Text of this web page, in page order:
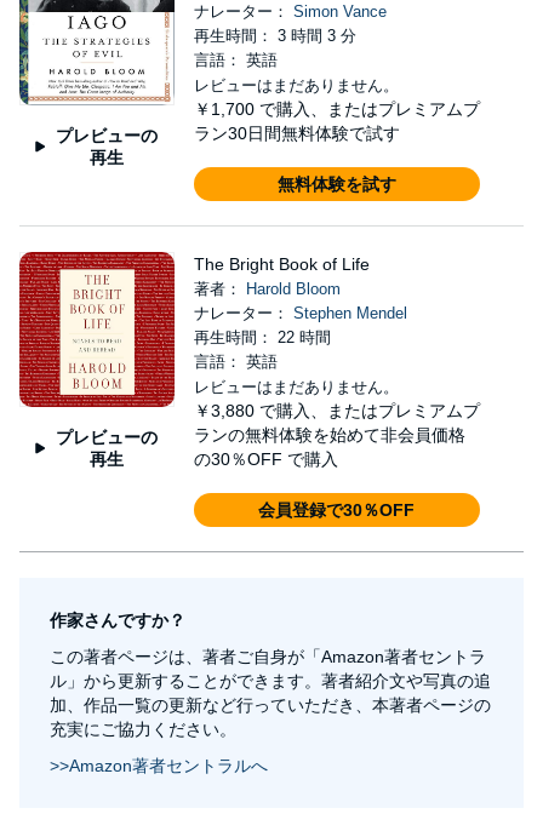
プレビューの
再生
ナレーター： Simon Vance
再生時間： 3 時間 3 分
言語： 英語
レビューはまだありません。
￥1,700 で購入、またはプレミアムプ
ラン30日間無料体験で試す
無料体験を試す
プレビューの
再生
The Bright Book of Life
著者：
Harold Bloom
ナレーター： Stephen Mendel
再生時間： 22 時間
言語： 英語
レビューはまだありません。
￥3,880 で購入、またはプレミアムプ
ランの無料体験を始めて非会員価格
の30％OFF で購入
会員登録で30％OFF
作家さんですか？
この著者ページは、著者ご自身が「Amazon著者セントラ
ル」から更新することができます。著者紹介文や写真の追
加、作品一覧の更新など行っていただき、本著者ページの
充実にご協力ください。
>>Amazon著者セントラルへ